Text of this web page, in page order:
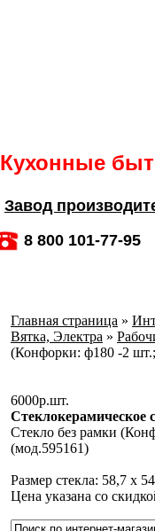
Кухонные
Завод
8 800 101-77-95
Главная страница »
Вятка, Электра »
(Конфорки: ф180 -2
6000р.шт.
Стеклокерамическое
Стекло без рамки
(мод.595161)
Размер стекла: 58,7 х
Цена указана со